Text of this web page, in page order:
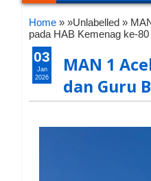
Home » »Unlabelled »
pada HAB Kemenag ke-80
MAN 1
dan Guru
03
Jan
2026